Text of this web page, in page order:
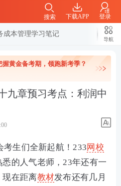
下载APP 登录
搜索
成本管理学习笔记
导航
黄金备考期，领跑新考季？
九章预习考点：利润中
考生们全新起航！233网校
的人气老师，23年还有一
现在距离教材发布还有几月